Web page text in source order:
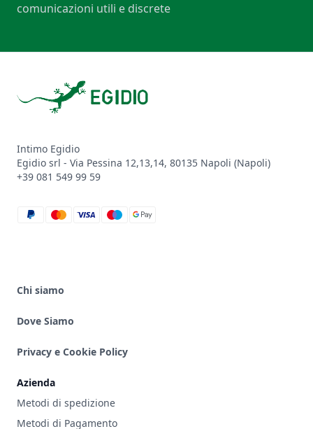
comunicazioni utili e discrete
Intimo Egidio
Egidio srl - Via Pessina 12,13,14, 80135 Napoli (Napoli)
+39 081 549 99 59
paypal
mastercard
visa
maestro
google_pay
Chi siamo
Dove Siamo
Privacy e Cookie Policy
Azienda
Metodi di spedizione
Metodi di Pagamento